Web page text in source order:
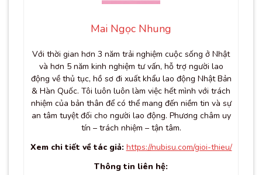
Mai Ngọc Nhung
Với thời gian hơn 3 năm trải nghiệm cuộc sống ở Nhật
và hơn 5 năm kinh nghiệm tư vấn, hỗ trợ người lao
động về thủ tục, hồ sơ đi xuất khẩu lao động Nhật Bản
& Hàn Quốc. Tôi luôn luôn làm việc hết mình với trách
nhiệm của bản thân để có thể mang đến niềm tin và sự
an tâm tuyệt đối cho người lao động. Phương châm uy
tín – trách nhiệm – tận tâm.
Xem chi tiết về tác giả: https://nubisu.com/gioi-thieu/
Thông tin liên hệ: